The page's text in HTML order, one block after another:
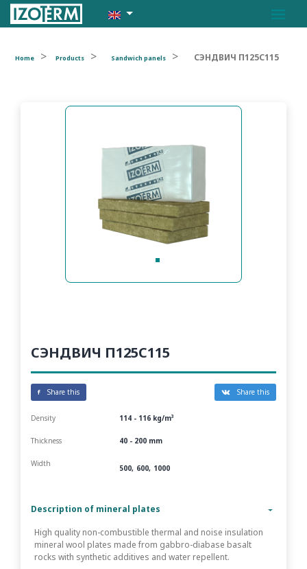
Home Products Sandwich panels СЭНДВИЧ П125С115
СЭНДВИЧ П125С115
Share this Share this
Density 114 - 116 kg/m³
Thickness 40 - 200 mm
Width 500 600 1000
Description of mineral plates
High quality non-combustible thermal and noise insulation
mineral wool plates made from gabbro-diabase basalt
rocks with synthetic additives and water repellent.